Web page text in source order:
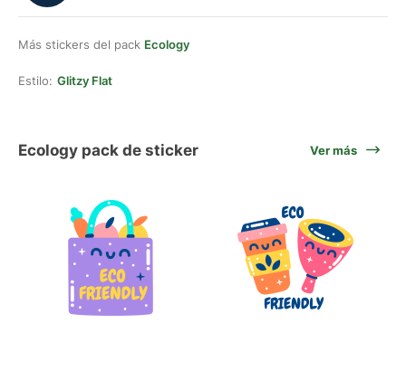
Más stickers del pack Ecology
Estilo: Glitzy Flat
Ecology pack de sticker Ver más